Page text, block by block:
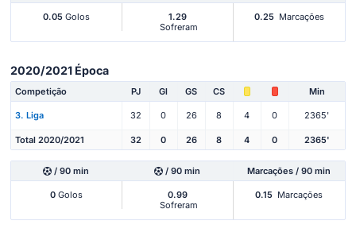
0.05Golos
1.29
Sofreram
0.25 Marcações
2020/2021 Época
Competição PJ Gl GS CS Min
3. Liga 32 0 26 8 4 0 2365'
Total 2020/2021 32 0 26 8 4 0 2365'
/ 90 min / 90 min Marcações / 90 min
0Golos
0.99
Sofreram
0.15 Marcações